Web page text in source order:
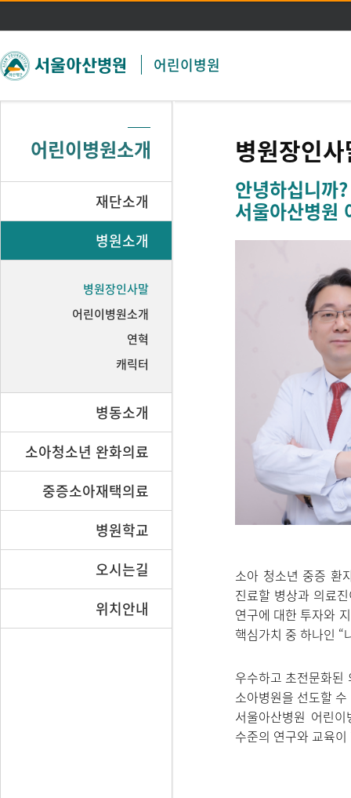
주메뉴 바로가기
본문 바로가기
어린이병원
어린이병원소개
재단소개
병원소개
병원장인사말
어린이병원소개
연혁
캐릭터
병동소개
소아청소년 완화의료
중증소아재택의료
병원학교
오시는길
위치안내
병원장인
안녕하십니까?
서울아산병원
소아 청소년 중증 환
진료할 병상과 의료
연구에 대한 투자와
핵심가치 중 하나인 “
우수하고 초전문화된
소아병원을 선도할
서울아산병원 어린
수준의 연구와 교육